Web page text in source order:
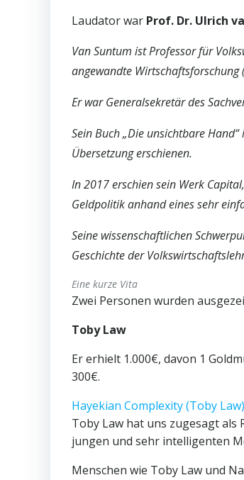
Laudator war Prof. Dr. Ulrich
Van Suntum ist Professor für
angewandte Wirtschaftsforschung
Er war Generalsekretär des
Sein Buch „Die unsichtbare
Übersetzung erschienen.
In 2017 erschien sein Werk
Geldpolitik anhand eines sehr
Seine wissenschaftlichen
Geschichte der
Eine kurze Vita
Zwei Personen wurden
Toby Law
Er erhielt 1.000€, davon 1
300€.
Hayekian Complexity (Toby Law)
Toby Law hat uns zugesagt als
jungen und sehr intelligenten
Menschen wie Toby Law und